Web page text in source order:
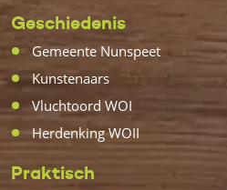
Geschiedenis
Gemeente Nunspeet
Kunstenaars
Vluchtoord WOI
Herdenking WOII
Praktisch